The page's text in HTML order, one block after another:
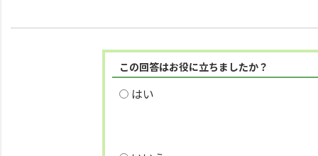
この回答はお役に立ちましたか？
はい